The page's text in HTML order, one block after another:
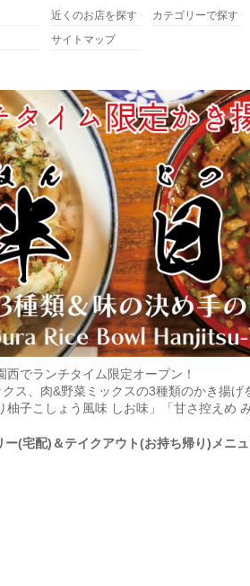
近くのお店を探す カテゴリーで探す
サイトマップ
でランチタイム限定オープン！
ス、肉&野菜ミックスの3種類のかき揚
子こしょう風味 しお味」「甘さ控えめ
ー(宅配)＆テイクアウト(お持ち帰り)メニ